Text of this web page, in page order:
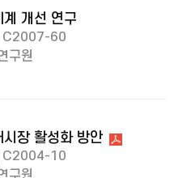
계 개선 연구
C2007-60
구원
시장 활성화 방안
C2004-10